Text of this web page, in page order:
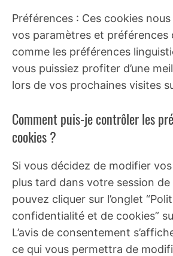
Préférences : Ces cookies
vos paramètres et préférences
comme les préférences
vous puissiez profiter d’une
lors de vos prochaines visites
Comment puis-je contrôler les
cookies ?
Si vous décidez de modifier
plus tard dans votre session
pouvez cliquer sur l’onglet
confidentialité et de cookies”
L’avis de consentement
ce qui vous permettra de